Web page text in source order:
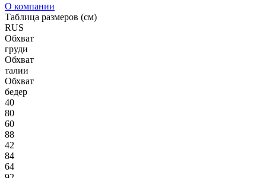
О компании
Таблица размеров (см)
RUS
Обхват
груди
Обхват
талии
Обхват
бедер
40
80
60
88
42
84
64